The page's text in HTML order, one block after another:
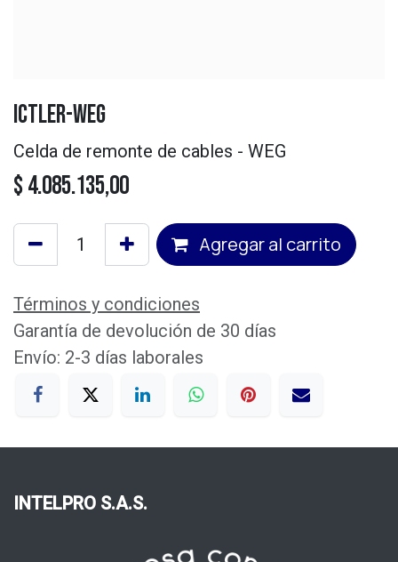
ICTLER-WEG
Celda de remonte de cables - WEG
$ 4.085.135,00
Agregar al carrito
Términos y condiciones
Garantía de devolución de 30 días
Envío: 2-3 días laborales
INTELPRO S.A.S.